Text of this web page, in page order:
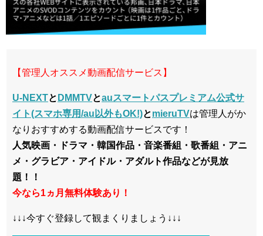
【管理人オススメ動画配信サービス】
U-NEXTと DMMTVとauスマートパスプレミアム公式サ
イト(スマホ専用/au以外もOK!)とmieruTVは管理人がか
なりおすすめする動画配信サービスです！
人気映画・ドラマ・韓国作品・音楽番組・歌番組・アニ
メ・グラビア・アイドル・アダルト作品などが見放
題！！
今なら1ヵ月無料体験あり！
↓↓↓今すぐ登録して観まくりましょう↓↓↓